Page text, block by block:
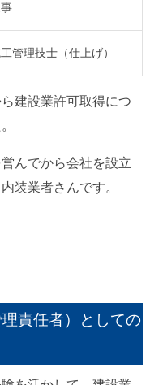
管理技士（仕上げ）
建設業許可取得につ
んでから会社を設立
装業者さんです。
責任者）としての